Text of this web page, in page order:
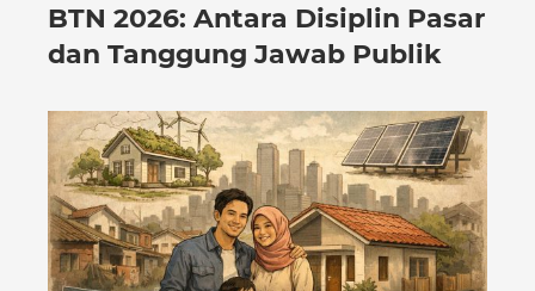
BTN 2026: Antara Disiplin Pasar
dan Tanggung Jawab Publik